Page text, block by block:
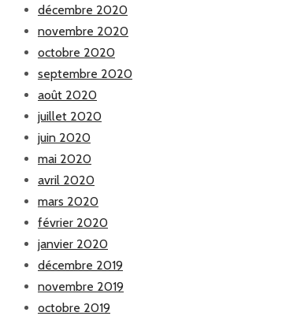
décembre 2020
novembre 2020
octobre 2020
septembre 2020
août 2020
juillet 2020
juin 2020
mai 2020
avril 2020
mars 2020
février 2020
janvier 2020
décembre 2019
novembre 2019
octobre 2019